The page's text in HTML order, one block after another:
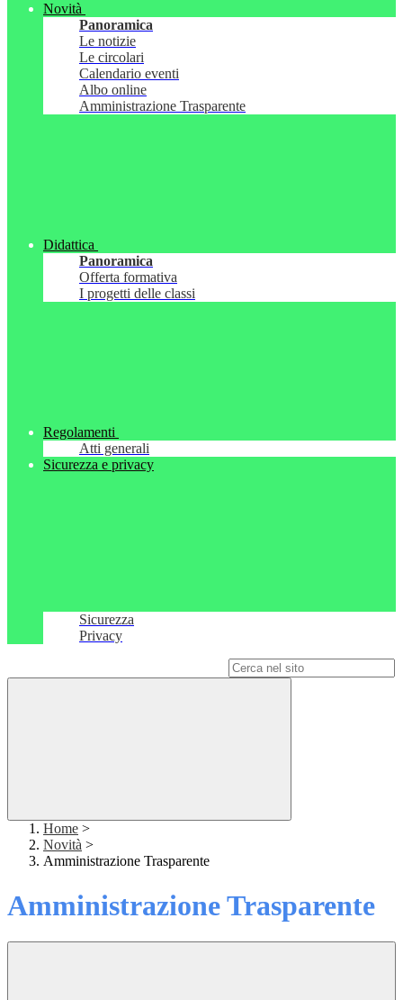
Novità
Panoramica
Le notizie
Le circolari
Calendario eventi
Albo online
Amministrazione Trasparente
Didattica
Panoramica
Offerta formativa
I progetti delle classi
Regolamenti
Atti generali
Sicurezza e privacy
Sicurezza
Privacy
Home >
Novità >
Amministrazione Trasparente
Amministrazione Trasparente